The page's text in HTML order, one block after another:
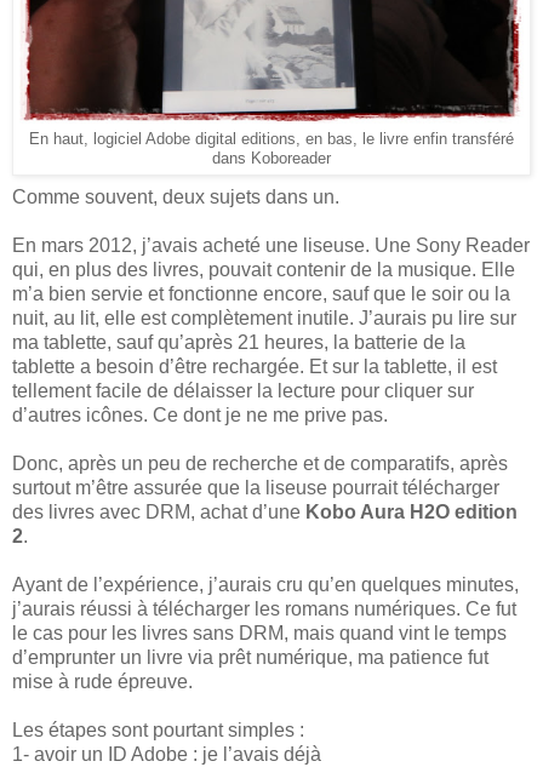
En haut, logiciel Adobe digital editions, en bas, le livre enfin transféré
dans Koboreader
Comme souvent, deux sujets dans un.
En mars 2012, j’avais acheté une liseuse. Une Sony Reader
qui, en plus des livres, pouvait contenir de la musique. Elle
m’a bien servie et fonctionne encore, sauf que le soir ou la
nuit, au lit, elle est complètement inutile. J’aurais pu lire sur
ma tablette, sauf qu’après 21 heures, la batterie de la
tablette a besoin d’être rechargée. Et sur la tablette, il est
tellement facile de délaisser la lecture pour cliquer sur
d’autres icônes. Ce dont je ne me prive pas.
Donc, après un peu de recherche et de comparatifs, après
surtout m’être assurée que la liseuse pourrait télécharger
des livres avec DRM, achat d’une Kobo Aura H2O edition
2.
Ayant de l’expérience, j’aurais cru qu’en quelques minutes,
j’aurais réussi à télécharger les romans numériques. Ce fut
le cas pour les livres sans DRM, mais quand vint le temps
d’emprunter un livre via prêt numérique, ma patience fut
mise à rude épreuve.
Les étapes sont pourtant simples :
1- avoir un ID Adobe : je l’avais déjà